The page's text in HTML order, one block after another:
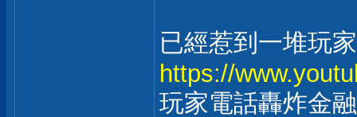
已經惹到一堆玩
https://
玩家電話轟炸金